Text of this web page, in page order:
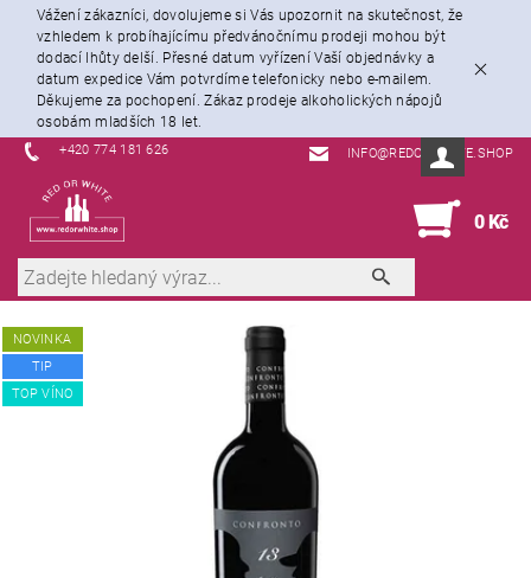
Vážení zákazníci, dovolujeme si Vás upozornit na skutečnost, že
vzhledem k probíhajícímu předvánočnímu prodeji mohou být
dodací lhůty delší. Přesné datum vyřízení Vaší objednávky a
datum expedice Vám potvrdíme telefonicky nebo e-mailem.
Děkujeme za pochopení. Zákaz prodeje alkoholických nápojů
osobám mladších 18 let.
+420 774 181 626 INFO@REDORWHITE.SHOP
0 Kč
NOVINKA
TIP
TOP VÍNO